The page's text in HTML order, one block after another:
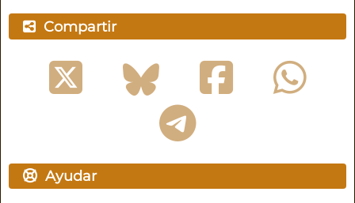
Compartir
Ayudar